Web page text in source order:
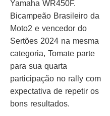
Yamaha WR450F.
Bicampeão Brasileiro da
Moto2 e vencedor do
Sertões 2024 na mesma
categoria, Tomate parte
para sua quarta
participação no rally com
expectativa de repetir os
bons resultados.